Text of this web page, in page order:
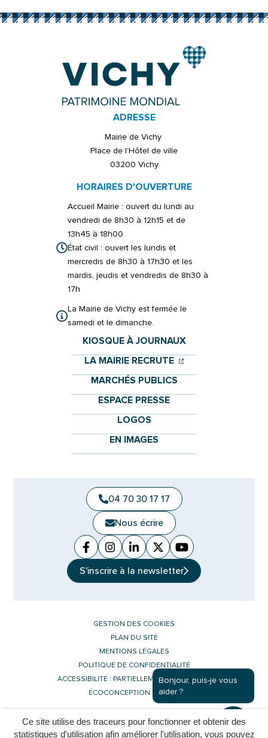
Ce site utilise des traceurs pour fonctionner et obtenir des
statistiques d'utilisation afin améliorer l'utilisation, vous pouvez
ADRESSE
Mairie de Vichy
Place de l'Hôtel de ville
03200 Vichy
HORAIRES D'OUVERTURE
Accueil Mairie : ouvert du lundi au
vendredi de 8h30 à 12h15 et de
13h45 à 18h00
État civil : ouvert les lundis et
mercredis de 8h30 à 17h30 et les
mardis, jeudis et vendredis de 8h30 à
17h
La Mairie de Vichy est fermée le
samedi et le dimanche.
KIOSQUE À JOURNAUX
LA MAIRIE RECRUTE (OUVERTURE
(OUVERTURE
MARCHÉS PUBLICS
ESPACE PRESSE
LOGOS
EN IMAGES
04 70 30 17 17
Nous écrire
Facebook
(ouverture dans un nouvel onglet)
Instagram
(ouverture dans un nouvel
Linkedin
(ouverture dans un nouvel
X (Twitter)
(ouverture dans un
YouTube
(ouverture dans
S'inscrire à la newsletter
GESTION DES COOKIES
PLAN DU SITE
MENTIONS LÉGALES
POLITIQUE DE CONFIDENTIALITÉ
ACCESSIBILITÉ : PARTIELLEMENT CONFORME
ÉCOCONCEPTION DU SITE
Site réalisé par
Bonjour, puis-je vous
aider ?